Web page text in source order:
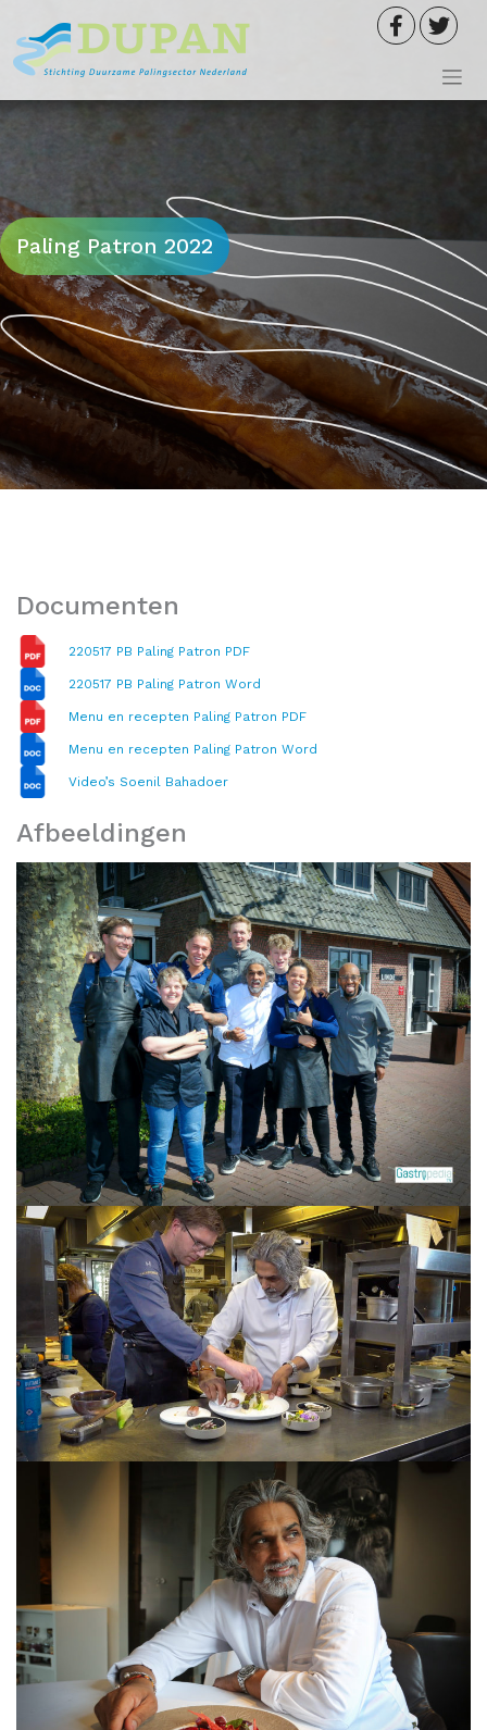
inhoud
Paling Patron 2022
Documenten
220517 PB Paling Patron PDF
220517 PB Paling Patron Word
Menu en recepten Paling Patron PDF
Menu en recepten Paling Patron Word
Video’s Soenil Bahadoer
Afbeeldingen